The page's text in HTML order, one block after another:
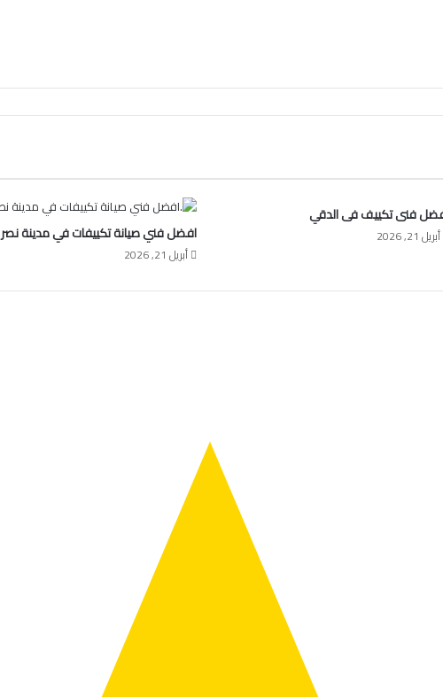
فنى تكييف فى الدقي
أبريل 21, 2026 افضل فني صيانة تكييفات في مدينة نصر
أبريل 21, 2026